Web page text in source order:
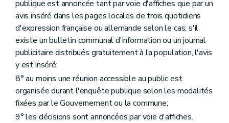
Art. 146
Art. 147
Art. 148
Sous-section 3 Du dossier de parc résidentiel de week-end
Art. 149
Chapitre V Des certificats d'urbanisme et des renseignements à fournir par les pouvoirs publics et les notaires
Art. 150
Art. 150bis
Art. 151
Art. 152
Titre VI Des infractions et des sanctions
Art. 153
publique est annoncée tant par voie d'affiches que par un
avis inséré dans les pages locales de trois quotidiens
d'expression française ou allemande selon le cas; s'il
existe un bulletin communal d'information ou un journal
publicitaire distribués gratuitement à la population, l'avis
y est inséré;
8° au moins une réunion accessible au public est
organisée durant l'enquête publique selon les modalités
fixées par le Gouvernement ou la commune;
9° les décisions sont annoncées par voie d'affiches.